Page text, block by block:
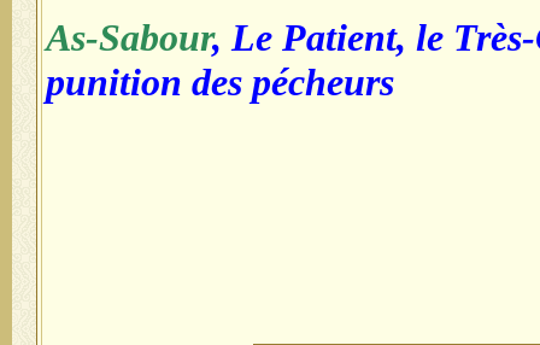
As-Sabour, Le Patient, le
punition des pécheurs